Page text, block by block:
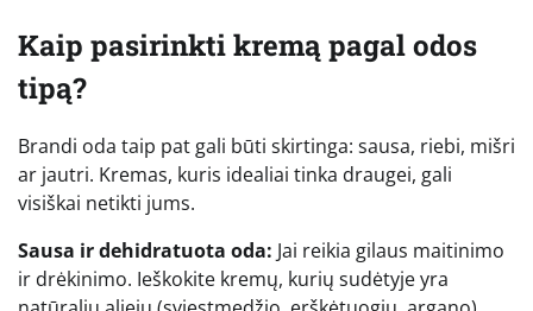
Kaip pasirinkti kremą pagal odos
tipą?
Brandi oda taip pat gali būti skirtinga: sausa, riebi, mišri
ar jautri. Kremas, kuris idealiai tinka draugei, gali
visiškai netikti jums.
Sausa ir dehidratuota oda: Jai reikia gilaus maitinimo
ir drėkinimo. Ieškokite kremų, kurių sudėtyje yra